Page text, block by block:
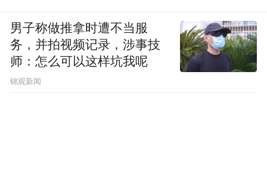
男子称做推拿时遭不当服
务，并拍视频记录，涉事技
师：怎么可以这样坑我呢
锦观新闻